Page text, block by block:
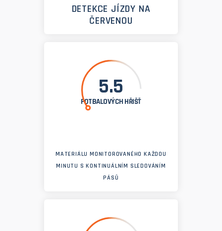
DETEKCE JÍZDY NA
ČERVENOU
5.5
FOTBALOVÝCH HŘIŠŤ
MATERIÁLU MONITOROVANÉHO KAŽDOU
MINUTU S KONTINUÁLNÍM SLEDOVÁNÍM
PÁSŮ